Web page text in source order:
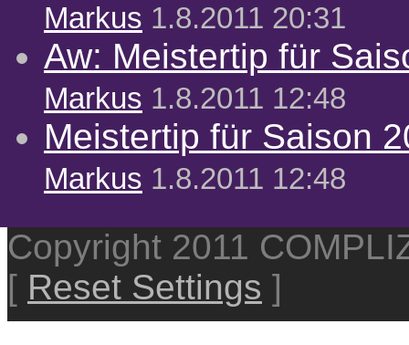
Markus 1.8.2011 20:31
Aw: Meistertip für
Markus 1.8.2011 12:48
Meistertip für Saison
Markus 1.8.2011 12:48
Copyright 2011
[ Reset Settings ]